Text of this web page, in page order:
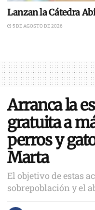
Lanzan la Cátedra
5 DE AGOSTO DE 2026
Arranca la
gratuita a
perros y
Marta
El objetivo de estas
sobrepoblación y el